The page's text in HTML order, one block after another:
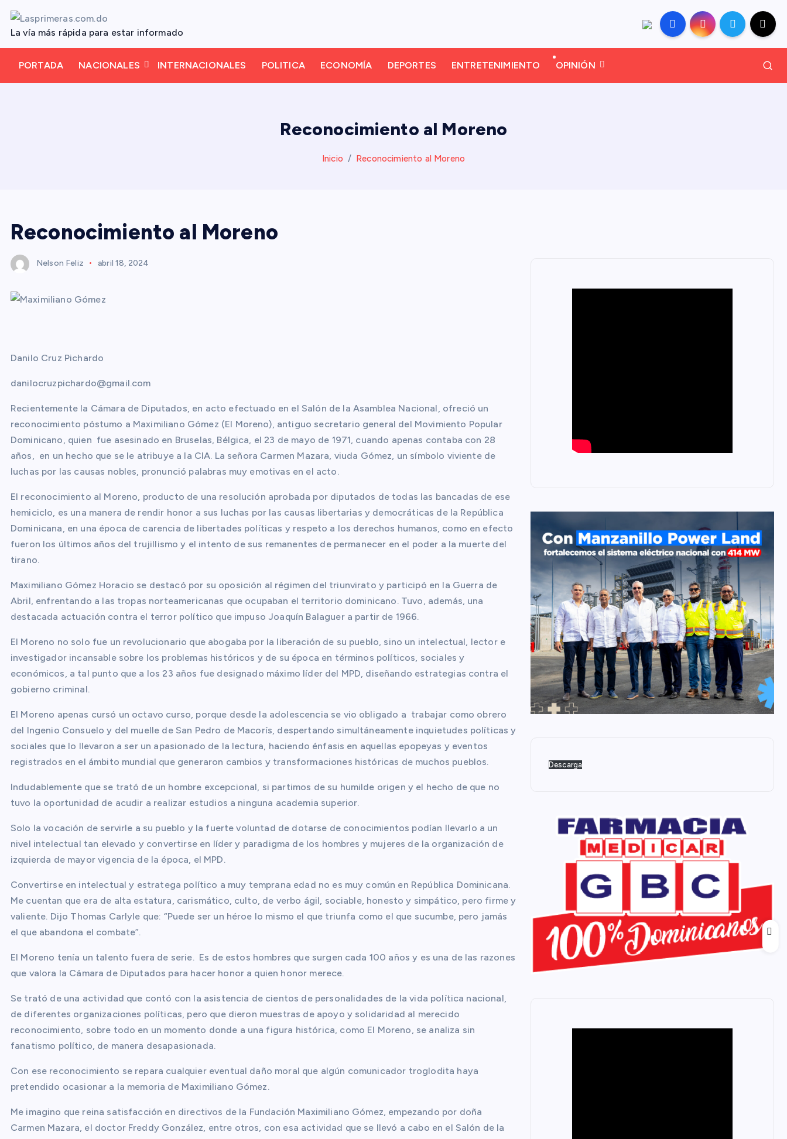
r
La vía más rápida para estar informado
PORTADA NACIONALES INTERNACIONALES POLITICA ECONOMÍA DEPORTES ENTRETENIMIENTO OPINIÓN
Reconocimiento al Moreno
Inicio Reconocimiento al Moreno
Reconocimiento al Moreno
Nelson Feliz abril 18, 2024
Danilo Cruz Pichardo
danilocruzpichardo@gmail.com
Recientemente la Cámara de Diputados, en acto efectuado en el Salón de la Asamblea Nacional, ofreció un
reconocimiento póstumo a Maximiliano Gómez (El Moreno), antiguo secretario general del Movimiento Popular
Dominicano, quien fue asesinado en Bruselas, Bélgica, el 23 de mayo de 1971, cuando apenas contaba con 28
años, en un hecho que se le atribuye a la CIA. La señora Carmen Mazara, viuda Gómez, un símbolo viviente de
luchas por las causas nobles, pronunció palabras muy emotivas en el acto.
El reconocimiento al Moreno, producto de una resolución aprobada por diputados de todas las bancadas de ese
hemiciclo, es una manera de rendir honor a sus luchas por las causas libertarias y democráticas de la República
Dominicana, en una época de carencia de libertades políticas y respeto a los derechos humanos, como en efecto
fueron los últimos años del trujillismo y el intento de sus remanentes de permanecer en el poder a la muerte del
tirano.
Maximiliano Gómez Horacio se destacó por su oposición al régimen del triunvirato y participó en la Guerra de
Abril, enfrentando a las tropas norteamericanas que ocupaban el territorio dominicano. Tuvo, además, una
destacada actuación contra el terror político que impuso Joaquín Balaguer a partir de 1966.
El Moreno no solo fue un revolucionario que abogaba por la liberación de su pueblo, sino un intelectual, lector e
investigador incansable sobre los problemas históricos y de su época en términos políticos, sociales y
económicos, a tal punto que a los 23 años fue designado máximo líder del MPD, diseñando estrategias contra el
gobierno criminal.
El Moreno apenas cursó un octavo curso, porque desde la adolescencia se vio obligado a trabajar como obrero
del Ingenio Consuelo y del muelle de San Pedro de Macorís, despertando simultáneamente inquietudes políticas y
sociales que lo llevaron a ser un apasionado de la lectura, haciendo énfasis en aquellas epopeyas y eventos
registrados en el ámbito mundial que generaron cambios y transformaciones históricas de muchos pueblos.
Indudablemente que se trató de un hombre excepcional, si partimos de su humilde origen y el hecho de que no
tuvo la oportunidad de acudir a realizar estudios a ninguna academia superior.
Solo la vocación de servirle a su pueblo y la fuerte voluntad de dotarse de conocimientos podían llevarlo a un
nivel intelectual tan elevado y convertirse en líder y paradigma de los hombres y mujeres de la organización de
izquierda de mayor vigencia de la época, el MPD.
Convertirse en intelectual y estratega político a muy temprana edad no es muy común en República Dominicana.
Me cuentan que era de alta estatura, carismático, culto, de verbo ágil, sociable, honesto y simpático, pero firme y
valiente. Dijo Thomas Carlyle que: “Puede ser un héroe lo mismo el que triunfa como el que sucumbe, pero jamás
el que abandona el combate”.
El Moreno tenía un talento fuera de serie. Es de estos hombres que surgen cada 100 años y es una de las razones
que valora la Cámara de Diputados para hacer honor a quien honor merece.
Se trató de una actividad que contó con la asistencia de cientos de personalidades de la vida política nacional,
de diferentes organizaciones políticas, pero que dieron muestras de apoyo y solidaridad al merecido
reconocimiento, sobre todo en un momento donde a una figura histórica, como El Moreno, se analiza sin
fanatismo político, de manera desapasionada.
Con ese reconocimiento se repara cualquier eventual daño moral que algún comunicador troglodita haya
pretendido ocasionar a la memoria de Maximiliano Gómez.
Me imagino que reina satisfacción en directivos de la Fundación Maximiliano Gómez, empezando por doña
Carmen Mazara, el doctor Freddy González, entre otros, con esa actividad que se llevó a cabo en el Salón de la
Descarga